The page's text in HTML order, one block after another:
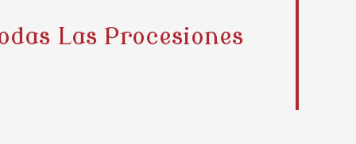
Las Procesiones